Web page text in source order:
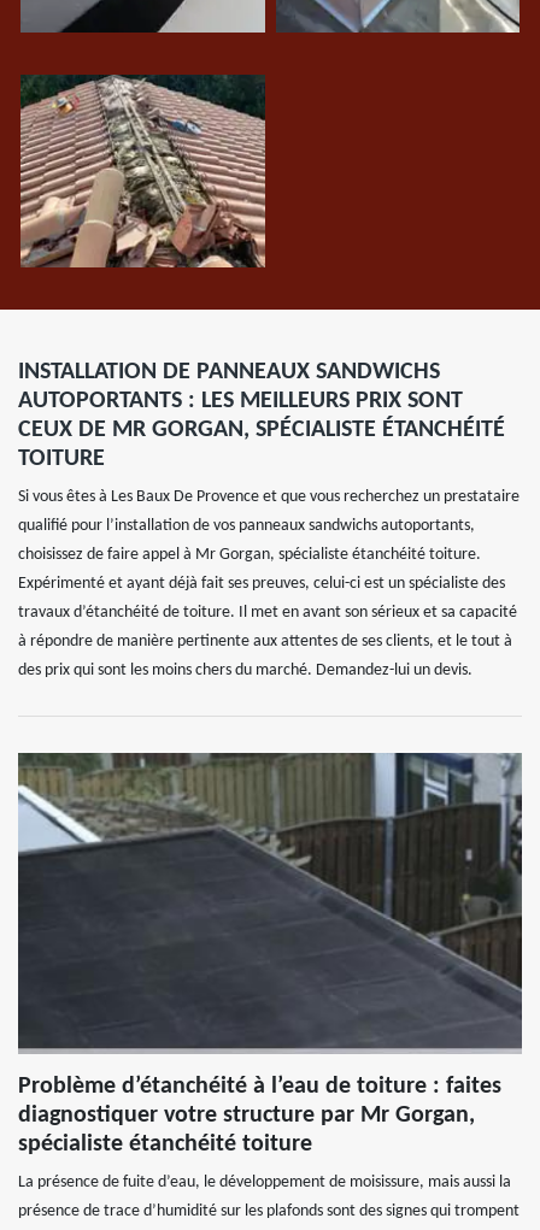
INSTALLATION DE PANNEAUX SANDWICHS
AUTOPORTANTS : LES MEILLEURS PRIX SONT
CEUX DE MR GORGAN, SPÉCIALISTE ÉTANCHÉITÉ
TOITURE
Si vous êtes à Les Baux De Provence et que vous recherchez un prestataire
qualifié pour l’installation de vos panneaux sandwichs autoportants,
choisissez de faire appel à Mr Gorgan, spécialiste étanchéité toiture.
Expérimenté et ayant déjà fait ses preuves, celui-ci est un spécialiste des
travaux d’étanchéité de toiture. Il met en avant son sérieux et sa capacité
à répondre de manière pertinente aux attentes de ses clients, et le tout à
des prix qui sont les moins chers du marché. Demandez-lui un devis.
Problème d’étanchéité à l’eau de toiture : faites
diagnostiquer votre structure par Mr Gorgan,
spécialiste étanchéité toiture
La présence de fuite d’eau, le développement de moisissure, mais aussi la
présence de trace d’humidité sur les plafonds sont des signes qui trompent